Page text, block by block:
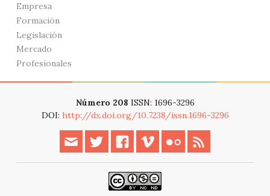
Empresa
Formación
Legislación
Mercado
Profesionales
Número 208 ISSN: 1696-3296
DOI: http://dx.doi.org/10.7238/issn.1696-3296